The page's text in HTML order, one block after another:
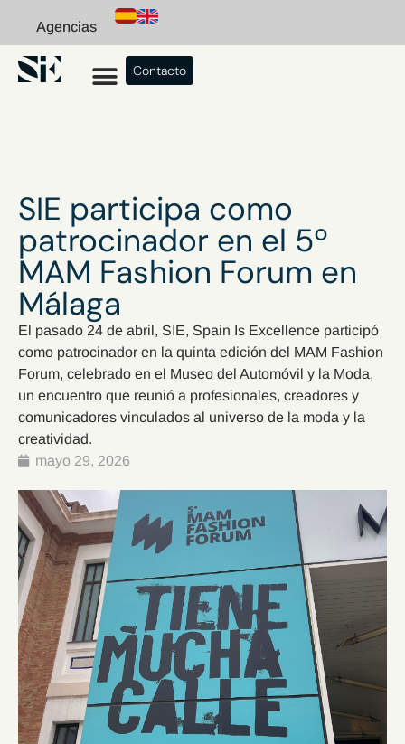
Agencias
Contacto
SIE participa como
patrocinador en el 5º
MAM Fashion Forum en
Málaga
El pasado 24 de abril, SIE, Spain Is Excellence participó
como patrocinador en la quinta edición del MAM Fashion
Forum, celebrado en el Museo del Automóvil y la Moda,
un encuentro que reunió a profesionales, creadores y
comunicadores vinculados al universo de la moda y la
creatividad.
mayo 29, 2026